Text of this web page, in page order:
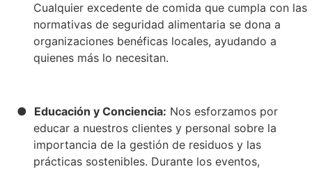
Cualquier excedente de comida que cumpla con las
normativas de seguridad alimentaria se dona a
organizaciones benéficas locales, ayudando a
quienes más lo necesitan.
● Educación y Conciencia: Nos esforzamos por
educar a nuestros clientes y personal sobre la
importancia de la gestión de residuos y las
prácticas sostenibles. Durante los eventos,